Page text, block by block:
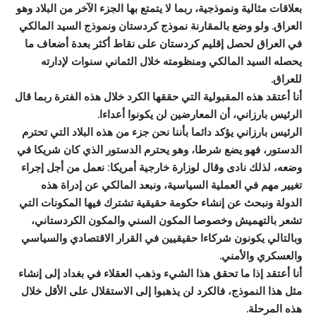
بعلاقات مثالية ونموذجية، ربما لا يتمتع بها الجزء الآخر من البلاد وهو
العراق. ولو وضع بالمقارنة نموذج كردستان ونموذج السيد المالكي
في العراق لحصل إقليم كردستان على نقاط أكثر بعدة أضعاف ما
يحصله السيد المالكي ومنظومته خلال الثماني سنوات لإدارته
للعراق.
أنا أعتقد هذه المقبولية التي حققها الكرد خلال هذه الفترة ربما قال
الرئيس بارزاني، أن المعارضين لن يكونوا أعداءا.
الرئيس بارزاني يؤكد دائما بأننا نحن جزء من هذه البلاد التي تحترم
الدستور، فهو يضع شرطا، وهو يحترم الدستور الذي كان شريكا في
وضعه، لذلك نادى وقال لوزارة خارجية أمريكا: نعمل من أجل إجراء
تغيير مهم في العملية السياسية، ونبعد المالكي عن إدراة هذه
الدولة ونبحث عن إنشاء حكومة حقيقية تشترك فيها المكونات التي
تشعر بالتهميش وخصوصا المكون السني والمكون الكردستاني،
وبالتالي يكونون شركاءا حقيقيين في القرار الاقتصادي والسياسي
والعسكري والأمني.
أنا أعتقد إذا ما تحقق هذا الشيء وذهب العقلاء في بغداد إلى إنشاء
مثل هذا النموذج، فالكرد لن يذهبوا إلى الاستقلال على الأقل خلال
هذه المرحلة.